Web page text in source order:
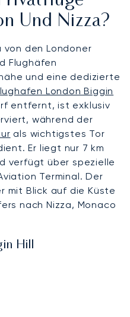
Und Nizza?
von den Londoner
Flughäfen
und eine dedizierte
London Biggin
entfernt, ist exklusiv
während der
als wichtigstes Tor
Er liegt nur 7 km
verfügt über spezielle
Terminal. Der
mit Blick auf die Küste
nach Nizza, Monaco
Hill